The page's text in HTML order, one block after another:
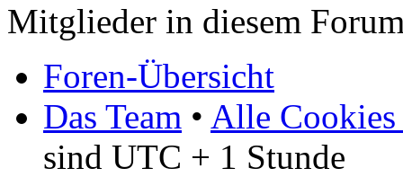
Mitglieder in diesem
Foren-Übersicht
Das Team • Alle Cookies
sind UTC + 1 Stunde